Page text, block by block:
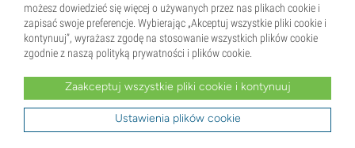
Najlepsze listy Smartshop
możesz dowiedzieć się więcej o używanych przez nas plikach cookie i
zapisać swoje preferencje. Wybierając „Akceptuj wszystkie pliki cookie i
kontynuuj”, wyrażasz zgodę na stosowanie wszystkich plików cookie
zgodnie z naszą polityką prywatności i plików cookie.
Zaakceptuj wszystkie pliki cookie i kontynuuj
Ustawienia plików cookie